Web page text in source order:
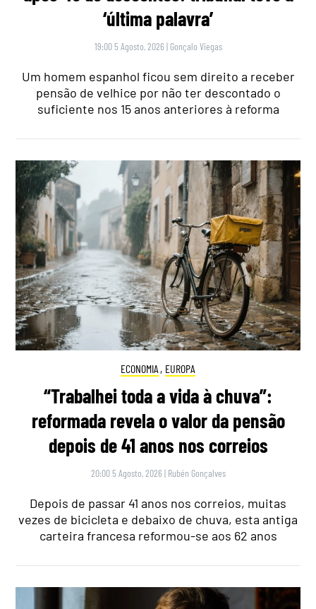
‘última palavra’
19:00 5 Agosto, 2026 | Gonçalo Viegas
Um homem espanhol ficou sem direito a receber
pensão de velhice por não ter descontado o
suficiente nos 15 anos anteriores à reforma
ECONOMIA , EUROPA
“Trabalhei toda a vida à chuva”:
reformada revela o valor da pensão
depois de 41 anos nos correios
20:00 5 Agosto, 2026 | Rubén Gonçalves
Depois de passar 41 anos nos correios, muitas
vezes de bicicleta e debaixo de chuva, esta antiga
carteira francesa reformou-se aos 62 anos